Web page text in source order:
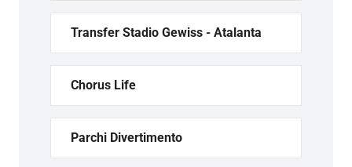
Transfer Stadio Gewiss - Atalanta
Chorus Life
Parchi Divertimento